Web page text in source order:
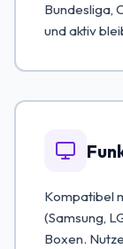
Bundesliga,
und aktiv
Kompatibel
(Samsung,
Boxen.